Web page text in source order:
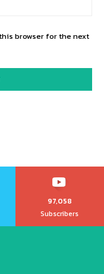
browser for the next
97,058
Subscribers